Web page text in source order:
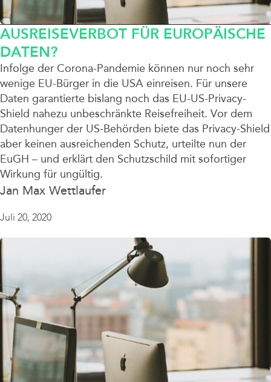
AUSREISEVERBOT FÜR EUROPÄISCHE
DATEN?
Infolge der Corona-Pandemie können nur noch sehr
wenige EU-Bürger in die USA einreisen. Für unsere
Daten garantierte bislang noch das EU-US-Privacy-
Shield nahezu unbeschränkte Reisefreiheit. Vor dem
Datenhunger der US-Behörden biete das Privacy-Shield
aber keinen ausreichenden Schutz, urteilte nun der
EuGH – und erklärt den Schutzschild mit sofortiger
Wirkung für ungültig.
Jan Max Wettlaufer
Juli 20, 2020